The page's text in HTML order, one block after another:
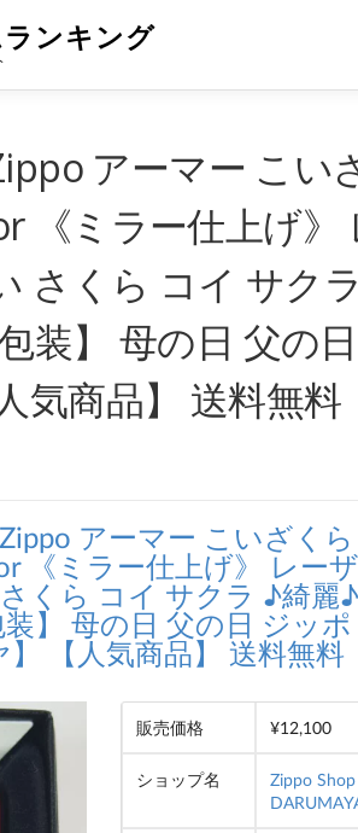
ランキング
アーマー こい
《ミラー仕上げ》
さくら コイ サク
装】 母の日 父の
気商品】 送料無料
アーマー こいざく
《ミラー仕上げ》 レー
くら コイ サクラ ♪綺麗
】 母の日 父の日 ジッポ
【人気商品】 送料無料
販売価格 ¥12,100
ショップ名
Zippo Shop